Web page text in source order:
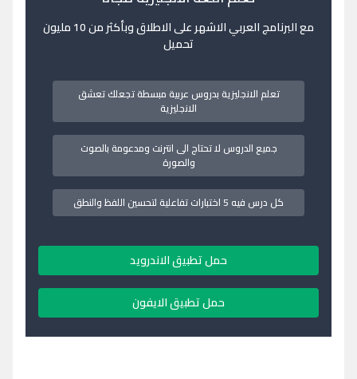
مع البرنامج العربي الاشهر على الاطلاق وبأكثر من 10 مليون
تحميل
تعلم الانجليزية بدروس عربية مبسطة تجعلك تعشق
الانجليزية
جميع الدروس لا تحتاج الى انترنت ومدعومة بالصوت
والصورة
كل درس فيه 5 اختبارات تفاعلية لتحسين اللفظ والنطق
حمل تطبيق الاندرويد
حمل تطبيق الايفون